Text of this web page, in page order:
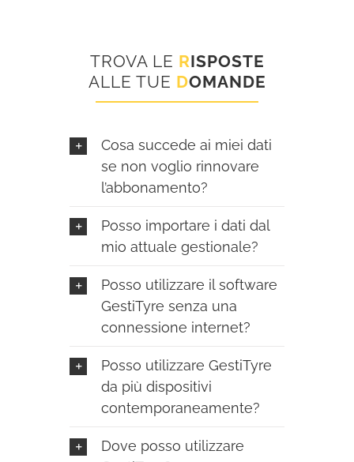
TROVA LE RISPOSTE
ALLE TUE DOMANDE
Cosa succede ai miei dati
se non voglio rinnovare
l’abbonamento?
Posso importare i dati dal
mio attuale gestionale?
Posso utilizzare il software
GestiTyre senza una
connessione internet?
Posso utilizzare GestiTyre
da più dispositivi
contemporaneamente?
Dove posso utilizzare